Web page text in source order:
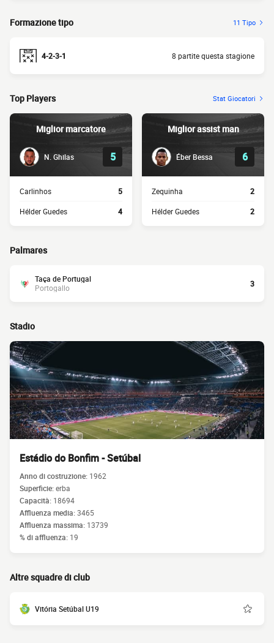
Formazione tipo 11 Tipo
4-2-3-1 8 partite questa stagione
Top Players Stat Giocatori
Miglior marcatore
N. Ghilas 5
Carlinhos 5
Hélder Guedes 4
Miglior assist man
Éber Bessa 6
Zequinha 2
Hélder Guedes 2
Palmares
Taça de Portugal
Portogallo
3
Stadio
Estádio do Bonfim - Setúbal
Anno di costruzione: 1962
Superficie:erba
Capacità: 18694
Affluenza media:3465
Affluenza massima: 13739
% di affluenza: 19
Altre squadre di club
Vitória Setúbal U19